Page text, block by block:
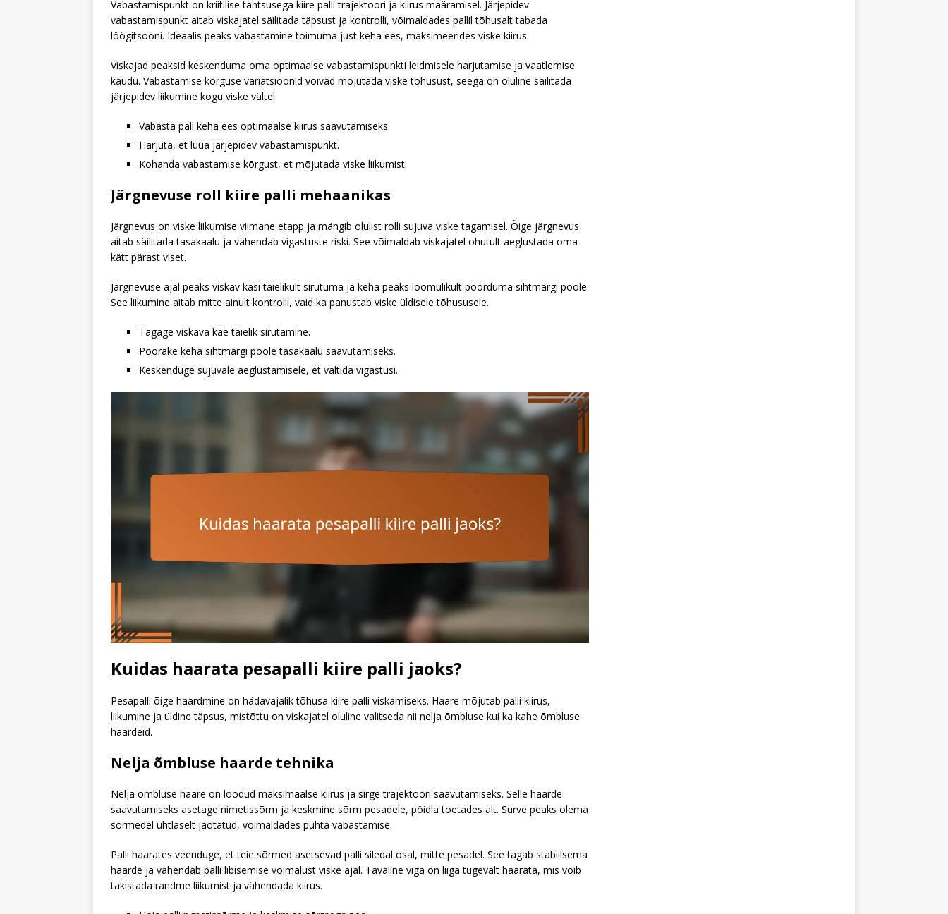
Vabastamispunkt on kriitilise tähtsusega kiire palli trajektoori ja kiirus määramisel. Järjepidev
vabastamispunkt aitab viskajatel säilitada täpsust ja kontrolli, võimaldades pallil tõhusalt tabada
löögitsooni. Ideaalis peaks vabastamine toimuma just keha ees, maksimeerides viske kiirus.
Viskajad peaksid keskenduma oma optimaalse vabastamispunkti leidmisele harjutamise ja vaatlemise
kaudu. Vabastamise kõrguse variatsioonid võivad mõjutada viske tõhusust, seega on oluline säilitada
järjepidev liikumine kogu viske vältel.
Vabasta pall keha ees optimaalse kiirus saavutamiseks.
Harjuta, et luua järjepidev vabastamispunkt.
Kohanda vabastamise kõrgust, et mõjutada viske liikumist.
Järgnevuse roll kiire palli mehaanikas
Järgnevus on viske liikumise viimane etapp ja mängib olulist rolli sujuva viske tagamisel. Õige järgnevus
aitab säilitada tasakaalu ja vähendab vigastuste riski. See võimaldab viskajatel ohutult aeglustada oma
kätt pärast viset.
Järgnevuse ajal peaks viskav käsi täielikult sirutuma ja keha peaks loomulikult pöörduma sihtmärgi poole.
See liikumine aitab mitte ainult kontrolli, vaid ka panustab viske üldisele tõhususele.
Tagage viskava käe täielik sirutamine.
Pöörake keha sihtmärgi poole tasakaalu saavutamiseks.
Keskenduge sujuvale aeglustamisele, et vältida vigastusi.
Kuidas haarata pesapalli kiire palli jaoks?
Pesapalli õige haardmine on hädavajalik tõhusa kiire palli viskamiseks. Haare mõjutab palli kiirus,
liikumine ja üldine täpsus, mistõttu on viskajatel oluline valitseda nii nelja õmbluse kui ka kahe õmbluse
haardeid.
Nelja õmbluse haarde tehnika
Nelja õmbluse haare on loodud maksimaalse kiirus ja sirge trajektoori saavutamiseks. Selle haarde
saavutamiseks asetage nimetissõrm ja keskmine sõrm pesadele, pöidla toetades alt. Surve peaks olema
sõrmedel ühtlaselt jaotatud, võimaldades puhta vabastamise.
Palli haarates veenduge, et teie sõrmed asetsevad palli siledal osal, mitte pesadel. See tagab stabiilsema
haarde ja vähendab palli libisemise võimalust viske ajal. Tavaline viga on liiga tugevalt haarata, mis võib
takistada randme liikumist ja vähendada kiirus.